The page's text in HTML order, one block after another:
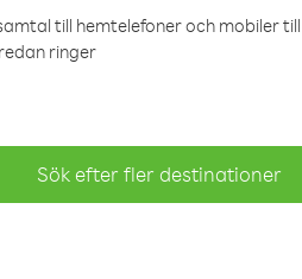
till hemtelefoner och mobiler
ringer
Sök efter fler destinationer